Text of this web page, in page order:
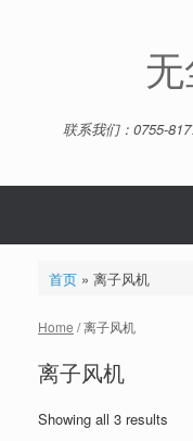
联系我们：0755-
首页» 离子风机
Home / 离子风机
离子风机
Showing all 3 results